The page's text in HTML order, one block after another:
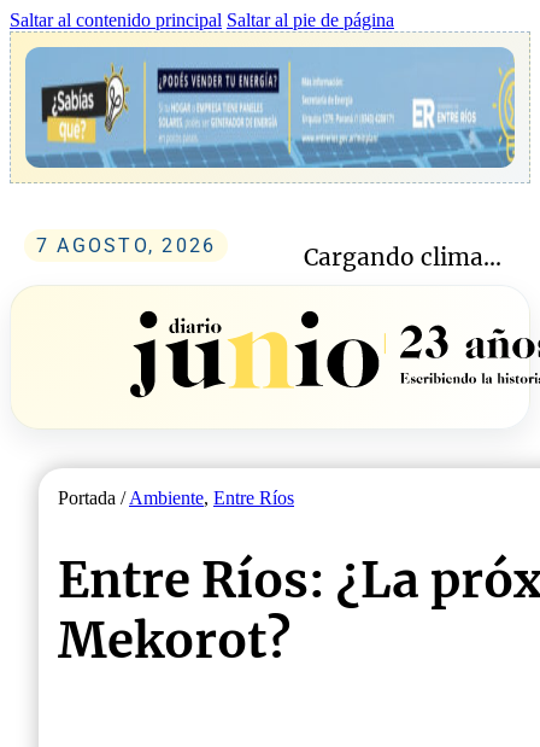
Saltar al contenido principal Saltar al pie de página
7 AGOSTO, 2026 Cargando clima...
Portada /Ambiente, Entre Ríos
Entre Ríos: ¿La
Mekorot?